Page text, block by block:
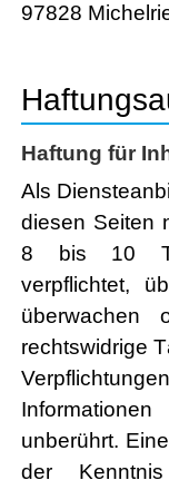
97828
Haftung für
Als
diesen Seiten
8 bis 10
verpflichtet,
rechtswidrige
unberührt.
der